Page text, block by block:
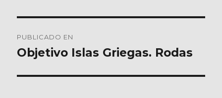
de
PUBLICADO EN
Objetivo Islas Griegas. Rodas